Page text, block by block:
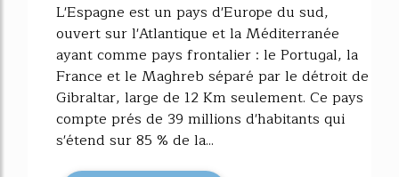
L'Espagne est un pays d'Europe du sud,
ouvert sur l'Atlantique et la Méditerranée
ayant comme pays frontalier : le Portugal, la
France et le Maghreb séparé par le détroit de
Gibraltar, large de 12 Km seulement. Ce pays
compte prés de 39 millions d'habitants qui
s'étend sur 85 % de la...